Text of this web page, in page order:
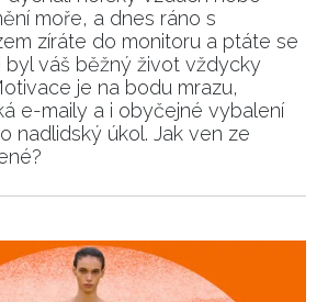
moře, a dnes ráno s
zíráte do monitoru a ptáte se
byl váš běžný život vždycky
je na bodu mrazu,
e-maily a i obyčejné vybalení
nadlidský úkol. Jak ven ze